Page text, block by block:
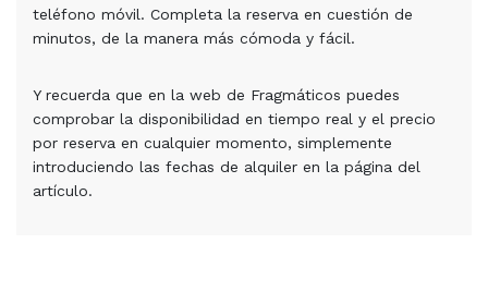
teléfono móvil. Completa la reserva en cuestión de
minutos, de la manera más cómoda y fácil.
Y recuerda que en la web de Fragmáticos puedes
comprobar la disponibilidad en tiempo real y el precio
por reserva en cualquier momento, simplemente
introduciendo las fechas de alquiler en la página del
artículo.